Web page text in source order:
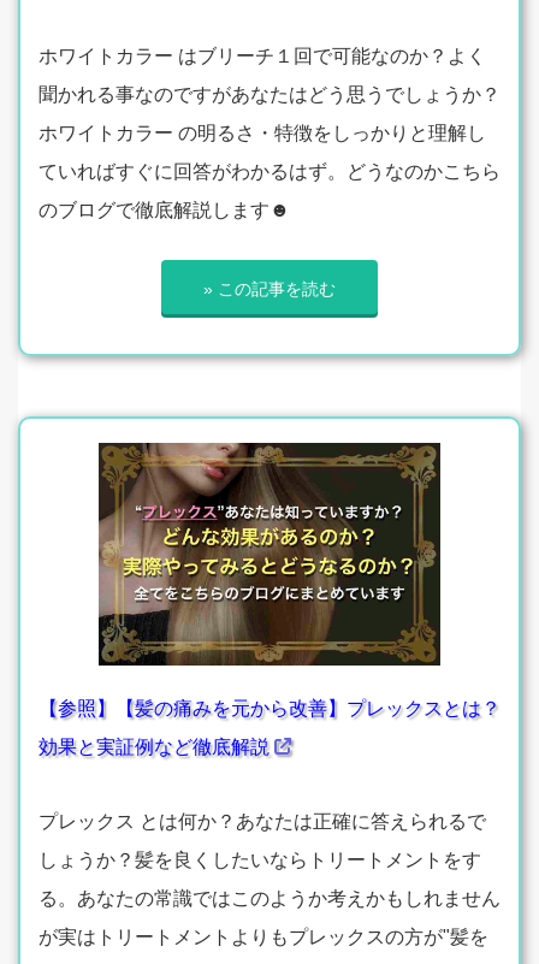
ホワイトカラー はブリーチ１回で可能なのか？よく
聞かれる事なのですがあなたはどう思うでしょうか？
ホワイトカラー の明るさ・特徴をしっかりと理解し
ていればすぐに回答がわかるはず。どうなのかこちら
のブログで徹底解説します☻
» この記事を読む
【参照】【髪の痛みを元から改善】プレックスとは？
効果と実証例など徹底解説
プレックス とは何か？あなたは正確に答えられるで
しょうか？髪を良くしたいならトリートメントをす
る。あなたの常識ではこのようか考えかもしれません
が実はトリートメントよりもプレックスの方が"髪を